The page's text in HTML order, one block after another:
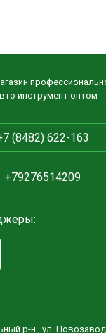
инструмент оптом
(8482) 622-163
+79276514209
р-н., ул.